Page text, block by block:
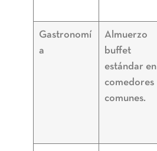
Gastronomí
a
Almuerzo
buffet
estándar en
comedores
comunes.